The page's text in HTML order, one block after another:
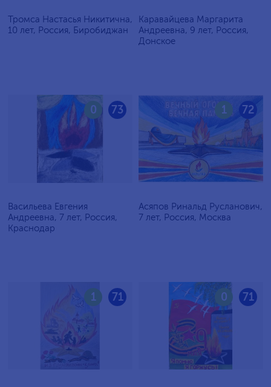
Тромса Настасья Никитична,
10 лет, Россия, Биробиджан
Каравайцева Маргарита
Андреевна, 9 лет, Россия,
Донское
73
0
Васильева Евгения
Андреевна, 7 лет, Россия,
Краснодар
72
1
Асяпов Ринальд Русланович,
7 лет, Россия, Москва
71
1 71
0